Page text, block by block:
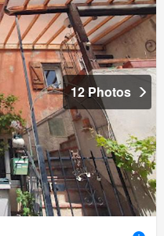
12 Photos